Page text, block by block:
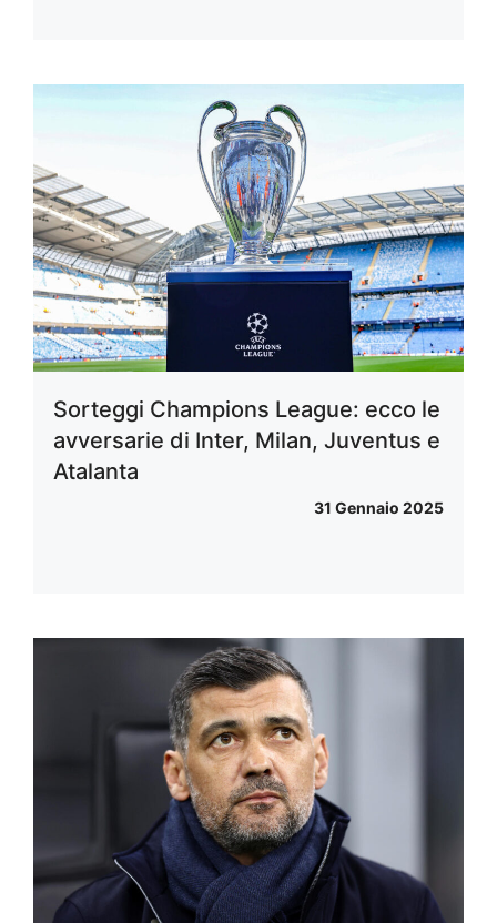
Sorteggi Champions League: ecco le
avversarie di Inter, Milan, Juventus e
Atalanta
31 Gennaio 2025